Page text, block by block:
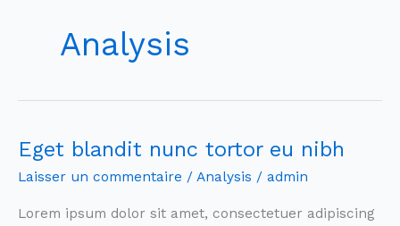
Analysis
Eget blandit nunc tortor eu nibh
Laisser un commentaire / Analysis / admin
Lorem ipsum dolor sit amet, consectetuer adipiscing
Eget
tortor